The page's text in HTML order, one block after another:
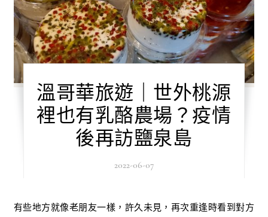
溫哥華旅遊｜世外桃源
裡也有乳酪農場？疫情
後再訪鹽泉島
2022-06-07
有些地方就像老朋友一樣，許久未見，再次重逢時看到對方